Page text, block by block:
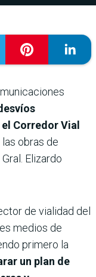
Corredor Vial
obras de
Elizardo
de vialidad del
medios de
primero la
un plan de